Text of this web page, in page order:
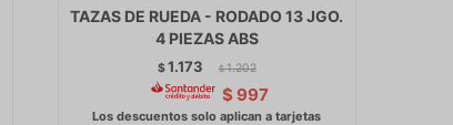
TAZAS DE RUEDA - RODADO 13 JGO.
4 PIEZAS ABS
$1.173 $ 1.202
$ 997